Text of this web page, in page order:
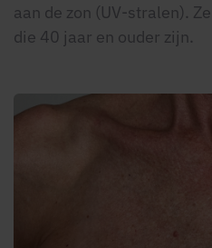
aan de zon (UV-stralen).
die 40 jaar en ouder zijn.